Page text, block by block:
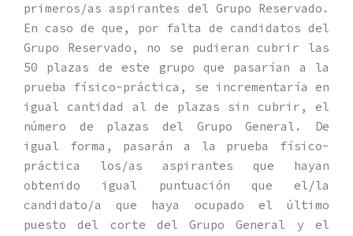
primeros/as aspirantes del Grupo Reservado.
En caso de que, por falta de candidatos del
Grupo Reservado, no se pudieran cubrir las
50 plazas de este grupo que pasarían a la
prueba físico-práctica, se incrementaría en
igual cantidad al de plazas sin cubrir, el
número de plazas del Grupo General. De
igual forma, pasarán a la prueba físico-
práctica los/as aspirantes que hayan
obtenido igual puntuación que el/la
candidato/a que haya ocupado el último
puesto del corte del Grupo General y el